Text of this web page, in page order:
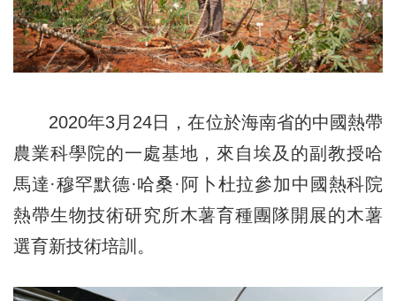
2020年3月24日，在位於海南省的中國熱帶
農業科學院的一處基地，來自埃及的副教授哈
馬達·穆罕默德·哈桑·阿卜杜拉參加中國熱科院
熱帶生物技術研究所木薯育種團隊開展的木薯
選育新技術培訓。